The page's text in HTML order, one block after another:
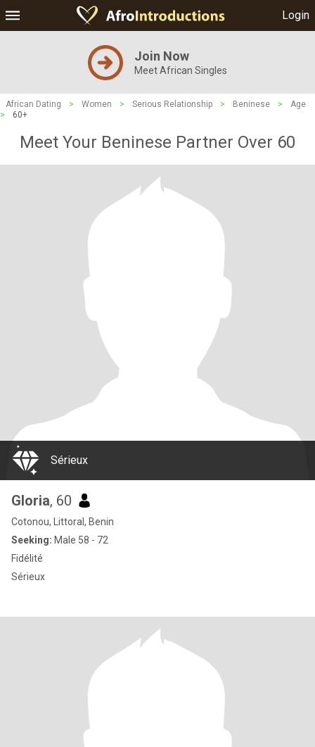
Login
Join Now
Meet African Singles
African Dating > Women > Serious Relationship > Beninese >
Age
>
60+
Meet Your Beninese Partner Over 60
Sérieux
Gloria, 60
Cotonou, Littoral, Benin
Seeking: Male 58 - 72
Fidélité
Sérieux